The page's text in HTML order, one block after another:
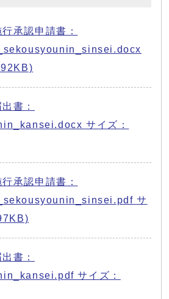
承認申請書：
書：
サイズ：
承認申請書：
サ
書：
サイズ：